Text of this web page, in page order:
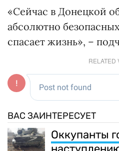
«Сейчас в Донецкой
абсолютно
спасает жизнь», –
RELATED
ВАС ЗАИНТЕРЕСУЕТ
Оккупанты